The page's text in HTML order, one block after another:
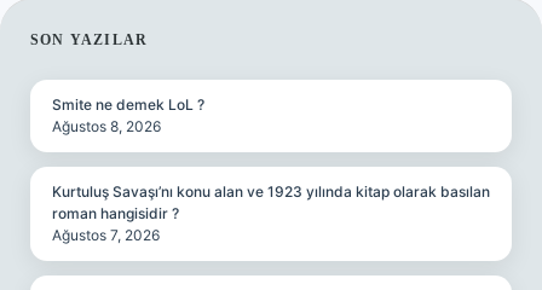
SIDEBAR
SON YAZILAR
Smite ne demek LoL ?
Ağustos 8, 2026
Kurtuluş Savaşı’nı konu alan ve 1923 yılında kitap olarak basılan
roman hangisidir ?
Ağustos 7, 2026